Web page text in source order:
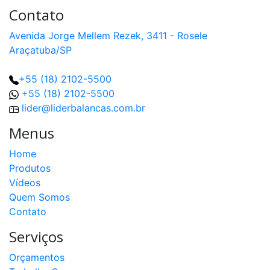
Contato
Avenida Jorge Mellem Rezek, 3411 - Rosele
Araçatuba/SP
+55 (18) 2102-5500
+55 (18) 2102-5500
lider@liderbalancas.com.br
Menus
Home
Produtos
Vídeos
Quem Somos
Contato
Serviços
Orçamentos